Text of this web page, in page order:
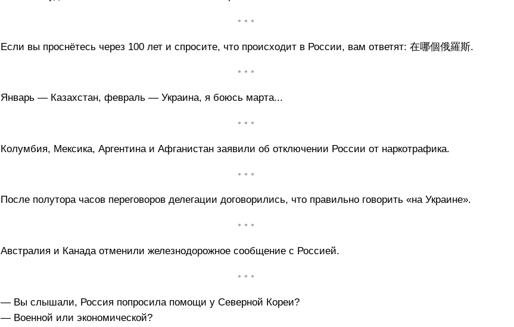
• • •
Если вы проснётесь через 100 лет и спросите, что происходит в России, вам ответят: 在哪個俄羅斯.
• • •
Январь — Казахстан, февраль — Украина, я боюсь марта...
• • •
Колумбия, Мексика, Аргентина и Афганистан заявили об отключении России от наркотрафика.
• • •
После полутора часов переговоров делегации договорились, что правильно говорить «на Украине».
• • •
Австралия и Канада отменили железнодорожное сообщение с Россией.
• • •
— Вы слышали, Россия попросила помощи у Северной Кореи?
— Военной или экономической?